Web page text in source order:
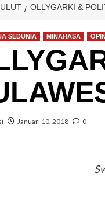
OLLYGARKI &
SEDUNIA MINAHASA
Januari 10, 2018 0